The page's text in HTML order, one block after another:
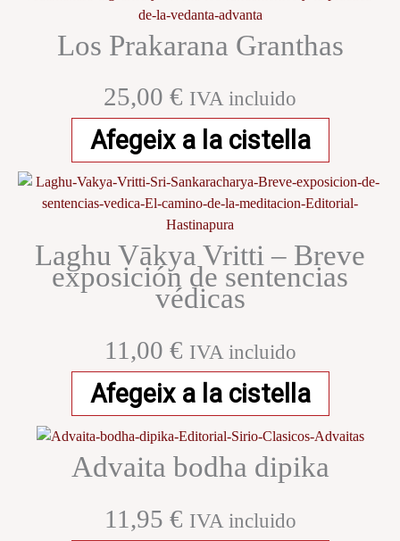
Los Prakarana Granthas
25,00 € IVA incluido
Afegeix a la cistella
Laghu Vākya Vritti – Breve
exposición de sentencias
védicas
11,00 € IVA incluido
Afegeix a la cistella
Advaita bodha dipika
11,95 € IVA incluido